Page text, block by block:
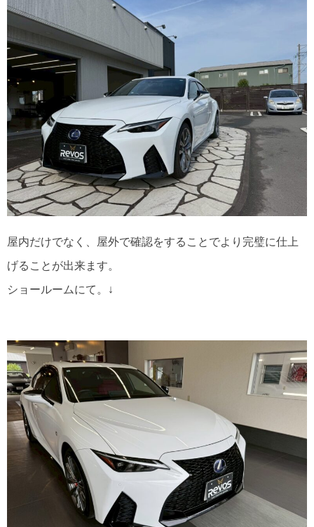
屋内だけでなく、屋外で確認をすることでより完璧に仕上
げることが出来ます。
ショールームにて。↓